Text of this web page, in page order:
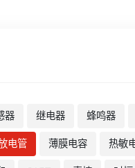
器 继电器 蜂鸣器
电管 薄膜电容 热敏